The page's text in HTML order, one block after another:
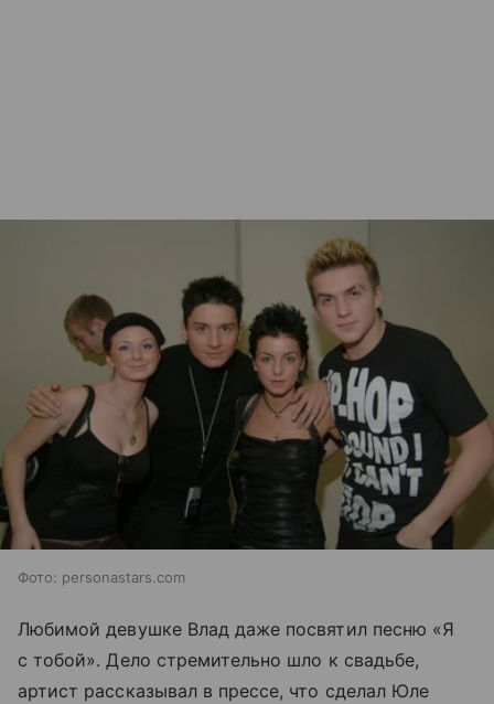
Фото: personastars.com
Любимой девушке Влад даже посвятил песню «Я
с тобой». Дело стремительно шло к свадьбе,
артист рассказывал в прессе, что сделал Юле